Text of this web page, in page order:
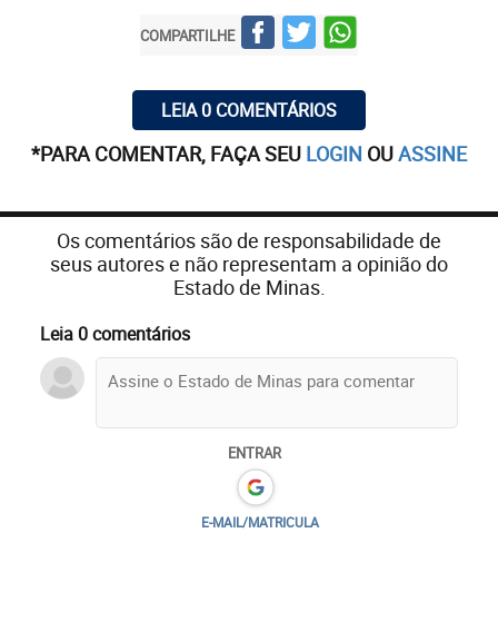
COMPARTILHE
LEIA 0 COMENTÁRIOS
*PARA COMENTAR, FAÇA SEU LOGIN OUASSINE
Os comentários são de responsabilidade de
seus autores e não representam a opinião do
Estado de Minas.
Leia 0 comentários
ENTRAR
E-MAIL/MATRICULA